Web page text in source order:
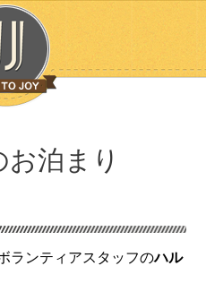
泊まり
ランティアスタッフのハル